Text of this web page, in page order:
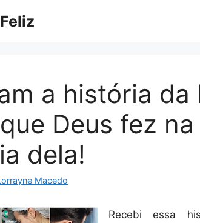
a história da
Deus fez
dela!
Macedo
Recebi essa